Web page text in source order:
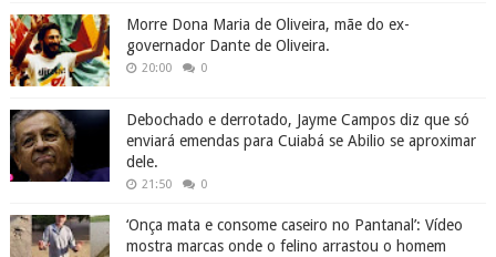
Morre Dona Maria de Oliveira, mãe do ex-
governador Dante de Oliveira.
20:00 0
Debochado e derrotado, Jayme Campos diz que só
enviará emendas para Cuiabá se Abilio se aproximar
dele.
21:50 0
‘Onça mata e consome caseiro no Pantanal’: Vídeo
mostra marcas onde o felino arrastou o homem